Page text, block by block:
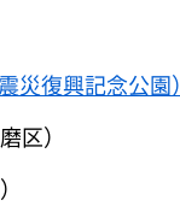
災復興記念公園）
区）